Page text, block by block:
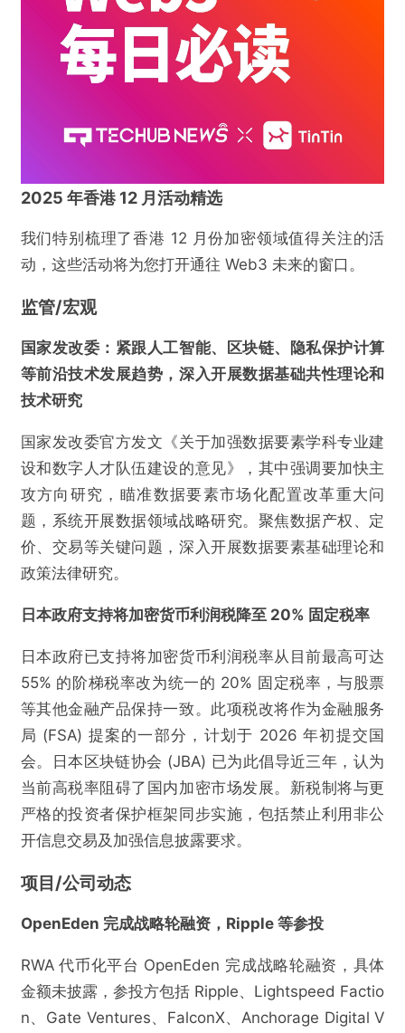
2025 年香港 12 月活动精选
我们特别梳理了香港 12 月份加密领域值得关注的活
动，这些活动将为您打开通往 Web3 未来的窗口。
监管/宏观
国家发改委：紧跟人工智能、区块链、隐私保护计算
等前沿技术发展趋势，深入开展数据基础共性理论和
技术研究
国家发改委官方发文《关于加强数据要素学科专业建
设和数字人才队伍建设的意见》，其中强调要加快主
攻方向研究，瞄准数据要素市场化配置改革重大问
题，系统开展数据领域战略研究。聚焦数据产权、定
价、交易等关键问题，深入开展数据要素基础理论和
政策法律研究。
日本政府支持将加密货币利润税降至 20% 固定税率
日本政府已支持将加密货币利润税率从目前最高可达
55% 的阶梯税率改为统一的 20% 固定税率，与股票
等其他金融产品保持一致。此项税改将作为金融服务
局 (FSA) 提案的一部分，计划于 2026 年初提交国
会。日本区块链协会 (JBA) 已为此倡导近三年，认为
当前高税率阻碍了国内加密市场发展。新税制将与更
严格的投资者保护框架同步实施，包括禁止利用非公
开信息交易及加强信息披露要求。
项目/公司动态
OpenEden 完成战略轮融资，Ripple 等参投
RWA 代币化平台 OpenEden 完成战略轮融资，具体
金额未披露，参投方包括 Ripple、Lightspeed Factio
n、Gate Ventures、FalconX、Anchorage Digital V